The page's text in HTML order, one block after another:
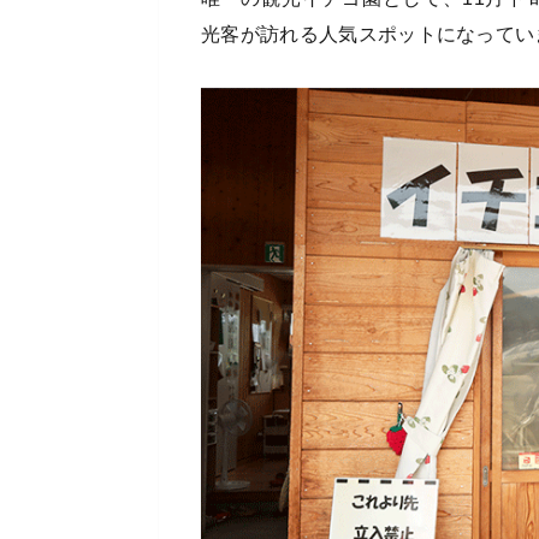
光客が訪れる人気スポットになって